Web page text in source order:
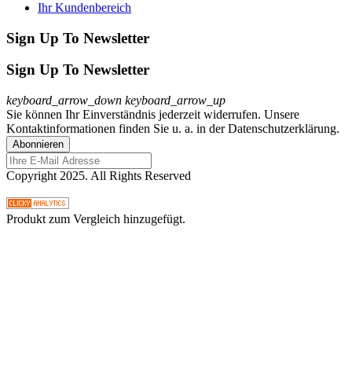
Ihr Kundenbereich
Sign Up To Newsletter
Sign Up To Newsletter
keyboard_arrow_down keyboard_arrow_up
Sie können Ihr Einverständnis jederzeit widerrufen. Unsere
Kontaktinformationen finden Sie u. a. in der Datenschutzerklärung.
Copyright 2025. All Rights Reserved
Produkt zum Vergleich hinzugefügt.